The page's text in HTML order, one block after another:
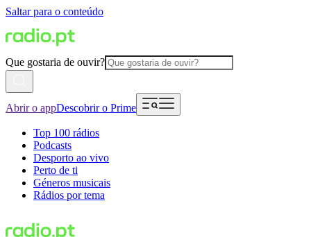
Saltar para o conteúdo
Que gostaria de ouvir?
Abrir o appDescobrir o Prime
Top 100 rádios
Podcasts
Desporto ao vivo
Perto de ti
Géneros musicais
Rádios por tema